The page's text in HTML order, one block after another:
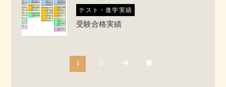
テスト・進学実績
受験合格実績
1 2